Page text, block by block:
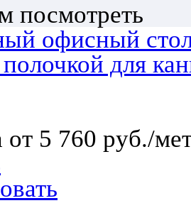
посмотреть
офисный
для
от 5 760 руб./